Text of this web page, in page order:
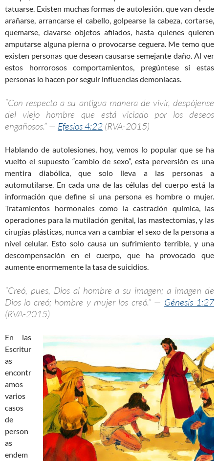
tatuarse. Existen muchas formas de autolesión, que van desde
arañarse, arrancarse el cabello, golpearse la cabeza, cortarse,
quemarse, clavarse objetos afilados, hasta quienes quieren
amputarse alguna pierna o provocarse ceguera. Me temo que
existen personas que desean causarse semejante daño. Al ver
estos horrorosos comportamientos, pregúntese si estas
personas lo hacen por seguir influencias demoníacas.
“Con respecto a su antigua manera de vivir, despójense
del viejo hombre que está viciado por los deseos
engañosos.” — Efesios 4:22 (RVA-2015)
Hablando de autolesiones, hoy, vemos lo popular que se ha
vuelto el supuesto “cambio de sexo”, esta perversión es una
mentira diabólica, que solo lleva a las personas a
automutilarse. En cada una de las células del cuerpo está la
información que define si una persona es hombre o mujer.
Tratamientos hormonales como la castración química, las
operaciones para la mutilación genital, las mastectomías, y las
cirugías plásticas, nunca van a cambiar el sexo de la persona a
nivel celular. Esto solo causa un sufrimiento terrible, y una
descompensación en el cuerpo, que ha provocado que
aumente enormemente la tasa de suicidios.
“Creó, pues, Dios al hombre a su imagen; a imagen de
Dios lo creó; hombre y mujer los creó.” — Génesis 1:27
(RVA-2015)
En las
Escritur
as
encontr
amos
varios
casos
de
person
as
endem